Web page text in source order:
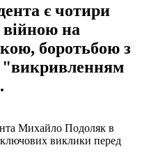
є чотири
на
боротьбою з
"викривленням
Михайло Подоляк в
виклики перед